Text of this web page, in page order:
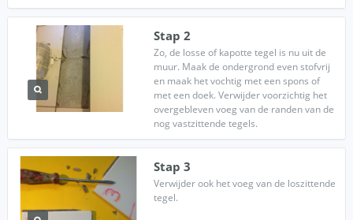
Stap 2
Zo, de losse of kapotte tegel is nu uit de
muur. Maak de ondergrond even stofvrij
en maak het vochtig met een spons of
met een doek. Verwijder voorzichtig het
overgebleven voeg van de randen van de
nog vastzittende tegels.
Stap 3
Verwijder ook het voeg van de loszittende
tegel.